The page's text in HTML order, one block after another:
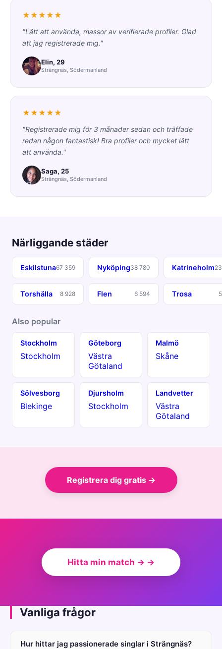
★★★★★
"Lätt att använda, massor av verifierade profiler. Glad
att jag registrerade mig."
Elin, 29
Strängnäs, Södermanland
★★★★★
"Registrerade mig för 3 månader sedan och träffade
redan någon fantastisk! Bra profiler och mycket lätt
att använda."
Saga, 25
Strängnäs, Södermanland
Närliggande städer
Eskilstuna67 359 Nyköping38 780 Katrineholm
Torshälla 8 928 Flen 6 594 Trosa
Also popular
Stockholm
Stockholm
Göteborg
Västra
Götaland
Malmö
Skåne
Sölvesborg
Blekinge
Djursholm
Stockholm
Landvetter
Västra
Götaland
Registrera dig gratis →
Hitta min match → →
Vanliga frågor
Hur hittar jag passionerade singlar i Strängnäs?